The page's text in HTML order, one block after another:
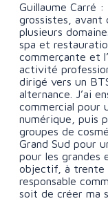
Guillaume Carré
grossistes, avant
plusieurs
spa et
commerçante et
activité
dirigé vers un
alternance. J’ai
commercial pour
numérique, puis
groupes de
Grand Sud pour
pour les grandes
objectif, à trente
responsable
soit de créer ma